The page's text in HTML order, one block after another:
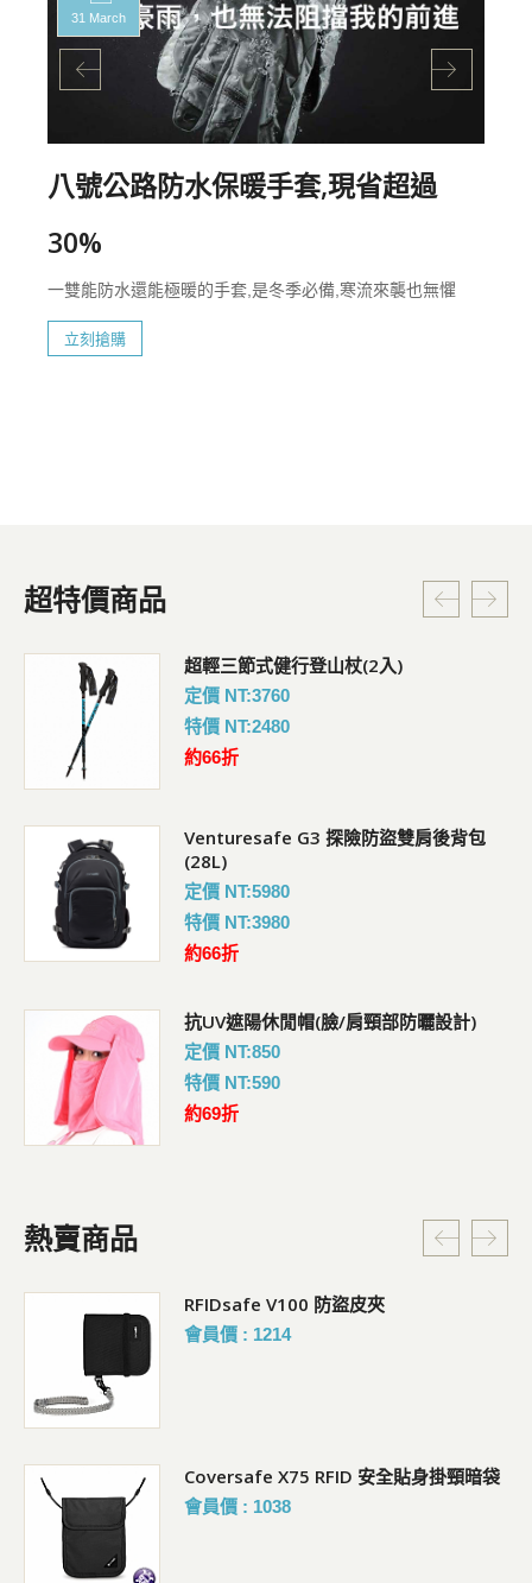
31 March
八號公路防水保暖手套,現省超過
30%
一雙能防水還能極暖的手套,是冬季必備,寒流來襲也無懼
立刻搶購
超特價商品
超輕三節式健行登山杖(2入)
定價 NT:3760
特價 NT:2480
約66折
Venturesafe G3 探險防盜雙肩後背包
(28L)
定價 NT:5980
特價 NT:3980
約66折
抗UV遮陽休閒帽(臉/肩頸部防曬設計)
定價 NT:850
特價 NT:590
約69折
熱賣商品
RFIDsafe V100 防盜皮夾
會員價 : 1214
Coversafe X75 RFID 安全貼身掛頸暗袋
會員價 : 1038